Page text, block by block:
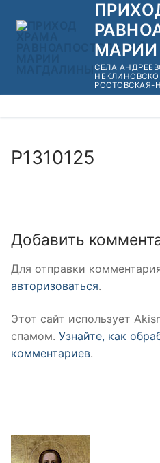
СЕЛА
РОСТОВСКАЯ-
P1310125
Добавить
Для отправки
авторизоваться.
Этот сайт использует
спамом. Узнайте, как
комментариев.